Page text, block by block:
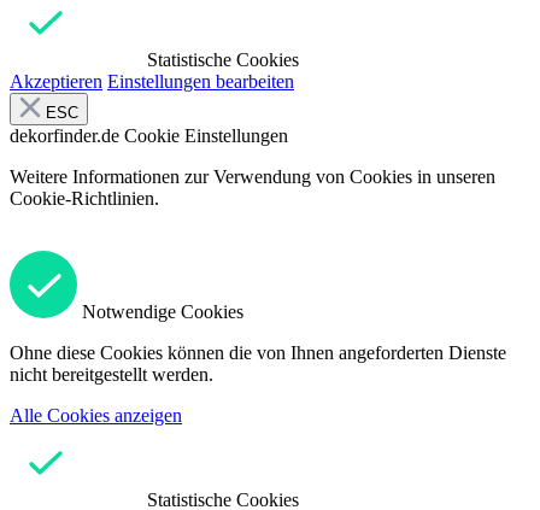
Statistische Cookies
Akzeptieren Einstellungen bearbeiten
ESC
dekorfinder.de Cookie Einstellungen
Weitere Informationen zur Verwendung von Cookies in unseren
Cookie-Richtlinien.
Notwendige Cookies
Ohne diese Cookies können die von Ihnen angeforderten Dienste
nicht bereitgestellt werden.
Alle Cookies anzeigen
Statistische Cookies